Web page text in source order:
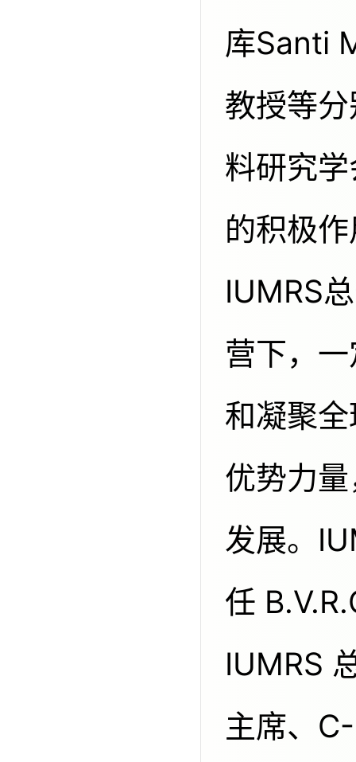
库Santi
教授等
料研究
的积极
IUMRS
营下，
和凝聚
优势力
发展。
任
IUMRS
主席、